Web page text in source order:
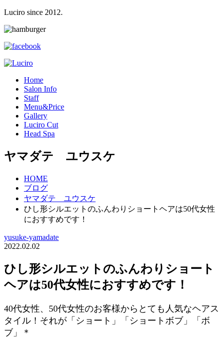
Luciro since 2012.
Home
Salon Info
Staff
Menu&Price
Gallery
Luciro Cut
Head Spa
ヤマダテ ユウスケ
HOME
ブログ
ヤマダテ ユウスケ
ひし形シルエットのふんわりショートヘアは50代女性
におすすめです！
yusuke-yamadate
2022.02.02
ひし形シルエットのふんわりショート
ヘアは50代女性におすすめです！
40代女性、50代女性のお客様からとても人気なヘアス
タイル！それが「ショート」「ショートボブ」「ボ
ブ」＊